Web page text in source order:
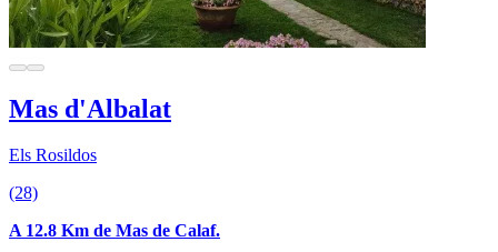
Mas d'Albalat
Els Rosildos
(28)
A 12.8 Km de Mas de Calaf.